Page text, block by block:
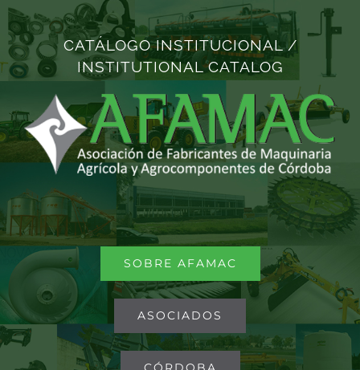
Saltar
contenido
CATÁLOGO INSTITUCIONAL /
INSTITUTIONAL CATALOG
SOBRE AFAMAC
ASOCIADOS